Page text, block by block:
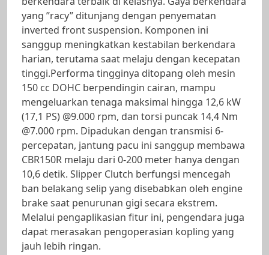
yang ”racy” ditunjang dengan penyematan
inverted front suspension. Komponen ini
sanggup meningkatkan kestabilan berkendara
harian, terutama saat melaju dengan kecepatan
tinggi.Performa tingginya ditopang oleh mesin
150 cc DOHC berpendingin cairan, mampu
mengeluarkan tenaga maksimal hingga 12,6 kW
(17,1 PS) @9.000 rpm, dan torsi puncak 14,4 Nm
@7.000 rpm. Dipadukan dengan transmisi 6-
percepatan, jantung pacu ini sanggup membawa
CBR150R melaju dari 0-200 meter hanya dengan
10,6 detik. Slipper Clutch berfungsi mencegah
ban belakang selip yang disebabkan oleh engine
brake saat penurunan gigi secara ekstrem.
Melalui pengaplikasian fitur ini, pengendara juga
dapat merasakan pengoperasian kopling yang
jauh lebih ringan.